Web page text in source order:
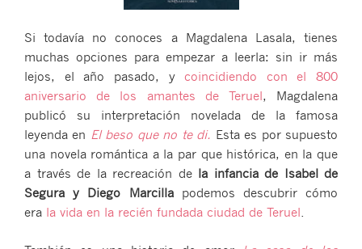
Si todavía no conoces a Magdalena Lasala, tienes
muchas opciones para empezar a leerla: sin ir más
lejos, el año pasado, ycoincidiendo con el 800
aniversario de los amantes de Teruel, Magdalena
publicó su interpretación novelada de la famosa
leyenda en El beso que no te di. Esta es por supuesto
una novela romántica a la par que histórica, en la que
a través de la recreación de la infancia de Isabel de
Segura y Diego Marcillapodemos descubrir cómo
era la vida en la recién fundada ciudad de Teruel.